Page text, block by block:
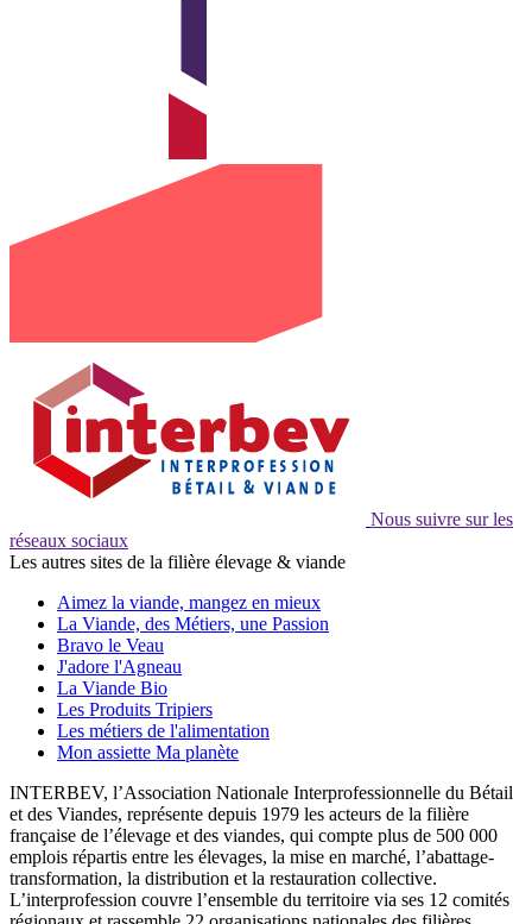
Nous suivre sur les
réseaux sociaux
Les autres sites de la filière élevage & viande
Aimez la viande, mangez en mieux
La Viande, des Métiers, une Passion
Bravo le Veau
J'adore l'Agneau
La Viande Bio
Les Produits Tripiers
Les métiers de l'alimentation
Mon assiette Ma planète
INTERBEV, l’Association Nationale Interprofessionnelle du Bétail
et des Viandes, représente depuis 1979 les acteurs de la filière
française de l’élevage et des viandes, qui compte plus de 500 000
emplois répartis entre les élevages, la mise en marché, l’abattage-
transformation, la distribution et la restauration collective.
L’interprofession couvre l’ensemble du territoire via ses 12 comités